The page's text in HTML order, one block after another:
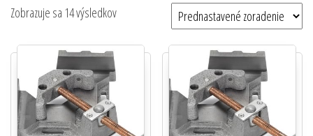
Zobrazuje sa 14 výsledkov